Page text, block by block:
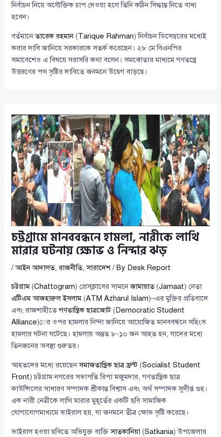
নির্বাচন নিয়ে অযৌক্তিক চাপ দেওয়া হলে তিনি কঠিন সিদ্ধান্ত নিতে বাধ্য
হবেন।
বর্তমানেতারেক রহমান(Tarique Rahman) নির্বাচন ডিসেম্বরের মধ্যেই
করার দাবি জানিয়ে সরকারকে সতর্ক করেছেন। ২৮ মে বিএনপির
সমাবেশেও এ বিষয়ে সরাসরি কথা বলেন। সমঝোতার মাধ্যমে গণতন্ত্রে
উত্তরণের পথ সৃষ্টির দাবিতে জনমনে উদ্বেগ বাড়ছে।
চট্টগ্রামে মানববন্ধনে হামলা, নারীকে লাথি
মারার ঘটনায় ক্ষোভ ও নিন্দার ঝড়
/আইন আদালত,রাজনীতি,সারাদেশ/ By Desk Report
চট্টগ্রাম(Chattogram) প্রেসক্লাবের সামনেজামায়াত(Jamaat) নেতা
এটিএম আজহারুল ইসলাম(ATM Azharul Islam)–এর মুক্তির প্রতিবাদে
এবং রাজশাহীতেগণতান্ত্রিক ছাত্রজোট ( Democratic Student
Alliance)ের ওপর হামলার নিন্দা জানিয়ে আয়োজিত মানববন্ধনে সহিংস
হামলার ঘটনা ঘটেছে। হামলায় অন্তত ৮-১০ জন আহত হন, যাদের মধ্যে
তিনজনের অবস্থা গুরুতর।
আহতদের মধ্যে রয়েছেনসমাজতান্ত্রিক ছাত্র ফ্রন্ট (Socialist Student
Front) চট্টগ্রাম নগরের সভাপতি রিপা মজুমদার, গণতান্ত্রিক ছাত্র
কাউন্সিলের সাধারণ সম্পাদক শ্রীকান্ত বিশ্বাস এবং অর্থ সম্পাদক সুদীপ্ত গুহ।
এক নারী নেত্রীকে লাথি মারার মুহূর্তের একটি ছবি সামাজিক
যোগাযোগমাধ্যমে ভাইরাল হয়, যা জনমনে তীব্র ক্ষোভ সৃষ্টি করেছে।
ভাইরাল হওয়া ছবিতে অভিযুক্ত ব্যক্তিসাতকানিয়া(Satkania) উপজেলার